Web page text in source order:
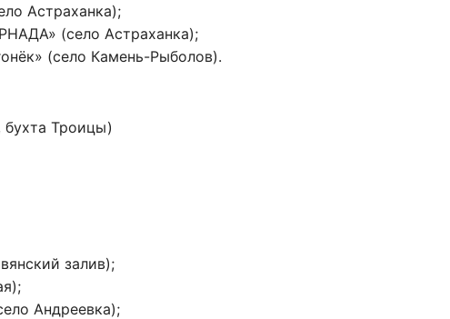
Астраханка);
(село Астраханка);
(село Камень-Рыболов).
Троицы)
залив);
Андреевка);